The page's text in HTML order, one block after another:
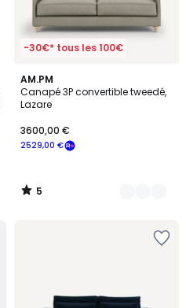
-30€* tous les 100€
AM.PM
Canapé 3P convertible tweedé,
Lazare
2529,00 €
3600,00 €
5
/
5
3
Couleurs
5
/